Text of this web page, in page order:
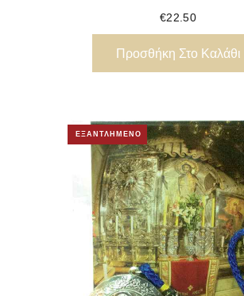
€22.50
Προσθήκη Στο Καλάθι
ΕΞΑΝΤΛΗΜΕΝΟ